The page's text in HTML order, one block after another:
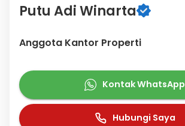
Putu Adi Winarta
Anggota Kantor Properti
Kontak WhatsApp
Hubungi Saya